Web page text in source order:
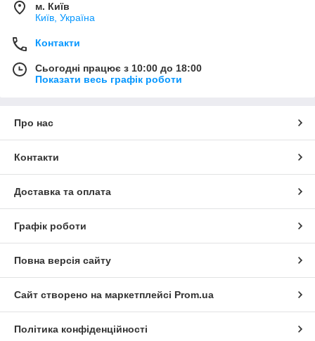
м. Київ
Київ, Україна
Контакти
Сьогодні працює з 10:00 до 18:00
Показати весь графік роботи
Про нас
Контакти
Доставка та оплата
Графік роботи
Повна версія сайту
Сайт створено на маркетплейсі Prom.ua
Політика конфіденційності